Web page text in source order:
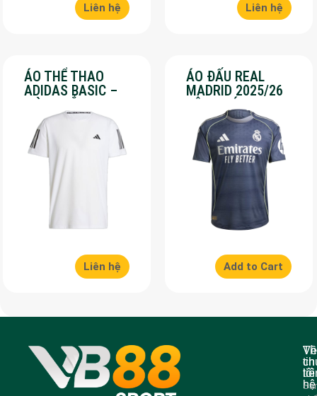
Liên hệ Liên hệ
ÁO THỂ THAO
ADIDAS BASIC –
MÀU TRẮNG – SALE
70%
Liên hệ
ÁO ĐẤU REAL
MADRID 2025/26
SÂN KHÁCH – SALE
50%
Add to Cart
Về
tôi
tin
hệ